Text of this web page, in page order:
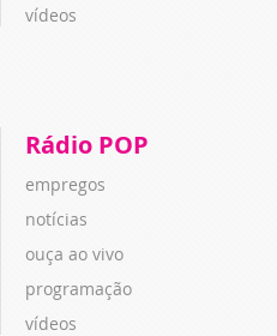
vídeos
Rádio POP
empregos
notícias
ouça ao vivo
programação
vídeos